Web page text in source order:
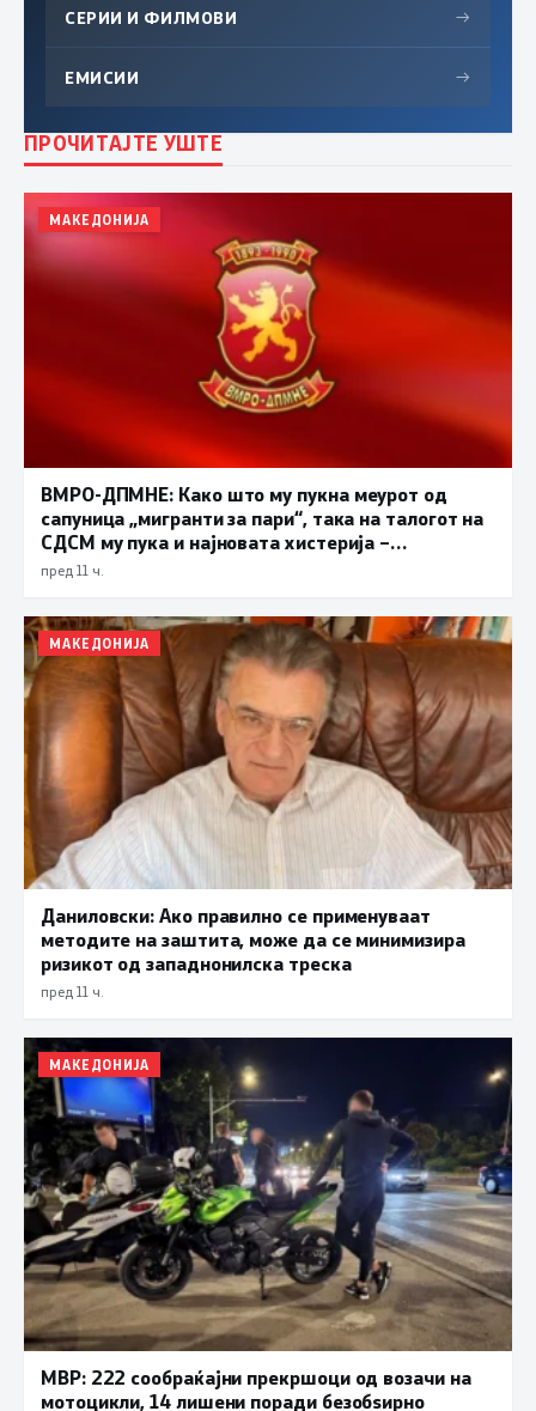
СЕРИИ И ФИЛМОВИ →
ЕМИСИИ →
ПРОЧИТАЈТЕ УШТЕ
МАКЕДОНИЈА
ВМРО-ДПМНЕ: Како што му пукна меурот од
сапуница „мигранти за пари“, така на талогот на
СДСМ му пука и најновата хистерија –
прифаќање на француски предлог
пред 11 ч.
МАКЕДОНИЈА
Даниловски: Ако правилно се применуваат
методите на заштита, може да се минимизира
ризикот од западнонилска треска
пред 11 ч.
МАКЕДОНИЈА
МВР: 222 сообраќајни прекршоци од возачи на
мотоцикли, 14 лишени поради безобѕирно